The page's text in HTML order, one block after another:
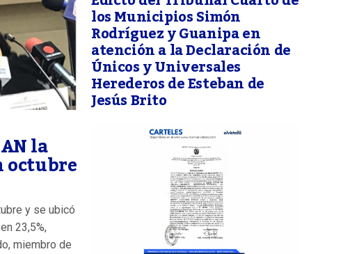
la
octubre
y se ubicó
23,5%,
miembro de
los Municipios Simón
Rodríguez y Guanipa en
atención a la Declaración de
Únicos y Universales
Herederos de Esteban de
Jesús Brito